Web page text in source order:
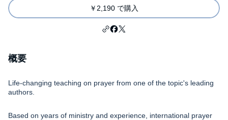
￥2,190 で購入
概要
Life-changing teaching on prayer from one of the topic's leading
authors.
Based on years of ministry and experience, international prayer